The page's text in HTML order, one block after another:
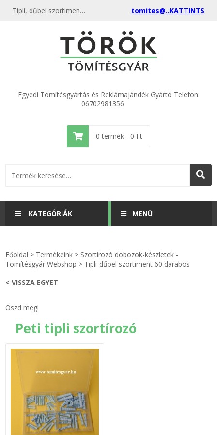
Tipli, dűbel szortiment - Akciós szortiment dobozok-készletek különböző méretekben a gyártótól tomites@..KATTINTS
Egyedi Tömítésgyártás és Reklámajándék Gyártó Telefon:
06702981356
0 termék - 0 Ft
KATEGÓRIÁK
KULCSTARTÓ - KULCSKARIKA
GÉPÉSZET-PÉBÉ-gáz - KÉSZLETEK
TÖMÍTŐ TÁBLA - SZIGETELŐ LEMEZ
GUMILEMEZ - FILC - HÓTOLÓ
TÖMÍTŐ ZSINÓR - RAGASZTÓ
MENÜ
videók
Rólunk
Főoldal > Termékeink > Szortírozó dobozok-készletek -
Tömítésgyár Webshop > Tipli-dűbel szortiment 60 darabos
< VISSZA EGYET
Oszd meg!
Peti tipli szortírozó